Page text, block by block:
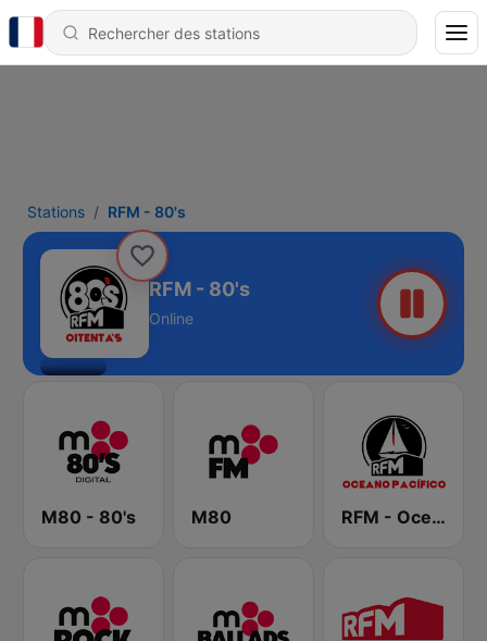
Stations RFM - 80's
RFM - 80's
Online
M80 - 80's M80 RFM - Oceano Pacífico Online